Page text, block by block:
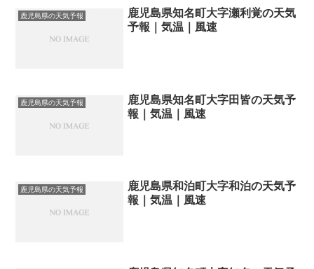
鹿児島県の天気予報
鹿児島県知名町大字瀬利覚の天気
予報｜気温｜風速
鹿児島県の天気予報
鹿児島県知名町大字田皆の天気予
報｜気温｜風速
鹿児島県の天気予報
鹿児島県和泊町大字和泊の天気予
報｜気温｜風速